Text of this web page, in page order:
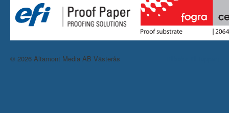
© 2026 Altamont Media AB Västerås